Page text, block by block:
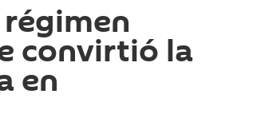
convirtió la
en